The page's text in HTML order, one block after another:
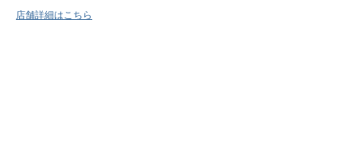
店舗詳細はこちら